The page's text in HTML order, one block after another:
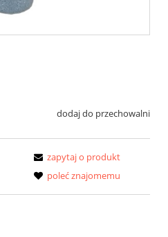
dodaj do przechowalni
zapytaj o produkt
poleć znajomemu